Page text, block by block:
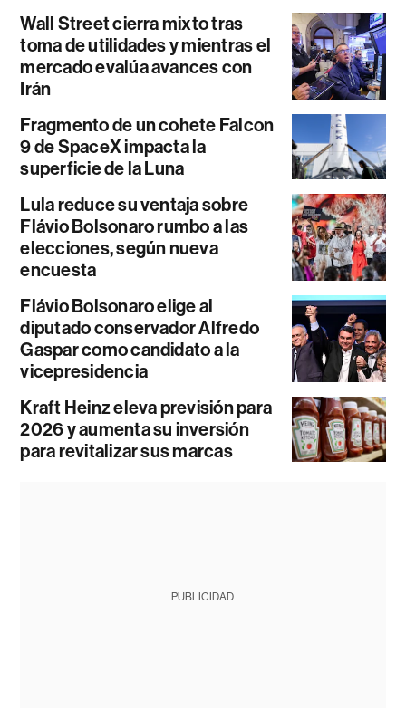
Wall Street cierra mixto tras
toma de utilidades y mientras el
mercado evalúa avances con
Irán
Fragmento de un cohete Falcon
9 de SpaceX impacta la
superficie de la Luna
Lula reduce su ventaja sobre
Flávio Bolsonaro rumbo a las
elecciones, según nueva
encuesta
Flávio Bolsonaro elige al
diputado conservador Alfredo
Gaspar como candidato a la
vicepresidencia
Kraft Heinz eleva previsión para
2026 y aumenta su inversión
para revitalizar sus marcas
PUBLICIDAD